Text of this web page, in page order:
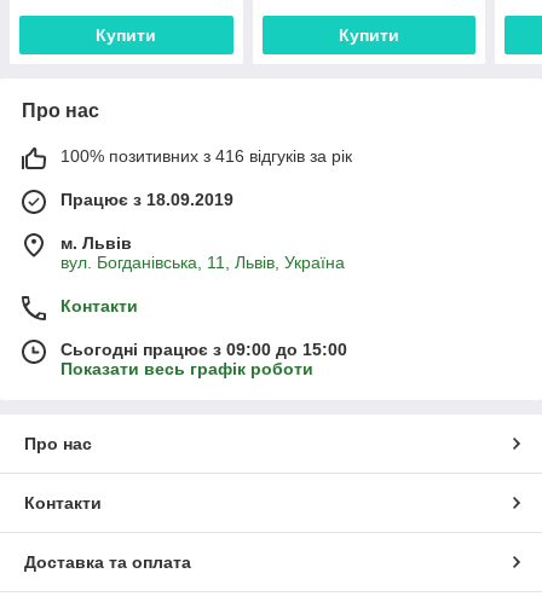
Купити Купити
Про нас
100% позитивних з 416 відгуків за рік
Працює з 18.09.2019
м. Львів
вул. Богданівська, 11, Львів, Україна
Контакти
Сьогодні працює з 09:00 до 15:00
Показати весь графік роботи
Про нас
Контакти
Доставка та оплата